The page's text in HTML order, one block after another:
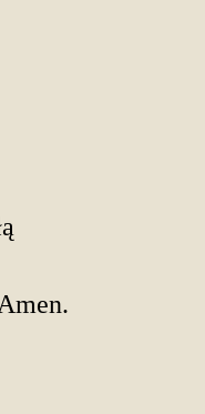
raj.